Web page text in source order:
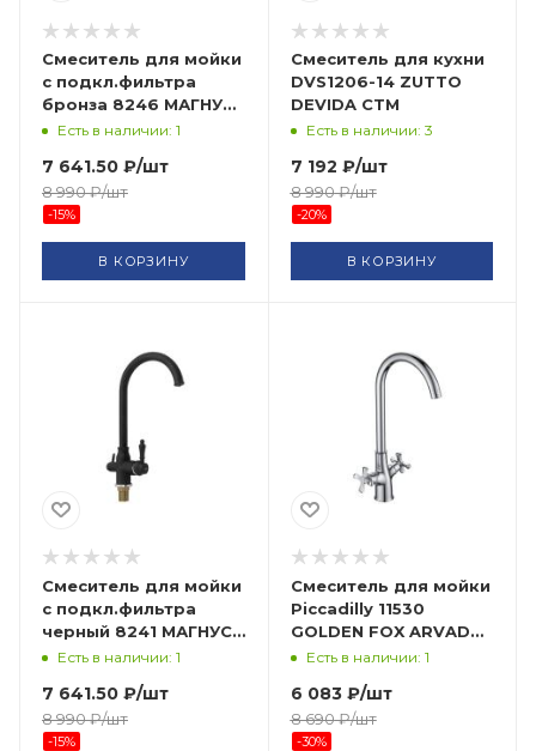
Смеситель для мойки
с подкл.фильтра
бронза 8246 МАГНУС
САНАКС
Есть в наличии: 1
7 641.50 ₽/шт
8 990₽/шт
-15%
В КОРЗИНУ
Смеситель для кухни
DVS1206-14 ZUTTO
DEVIDA СТМ
Есть в наличии: 3
7 192 ₽/шт
8 990₽/шт
-20%
В КОРЗИНУ
Смеситель для мойки
с подкл.фильтра
черный 8241 МАГНУС
САНАКС
Есть в наличии: 1
7 641.50 ₽/шт
8 990₽/шт
-15%
Смеситель для мойки
Piccadilly 11530
GOLDEN FOX ARVAD
GROUP нез
Есть в наличии: 1
6 083₽/шт
8 690₽/шт
-30%